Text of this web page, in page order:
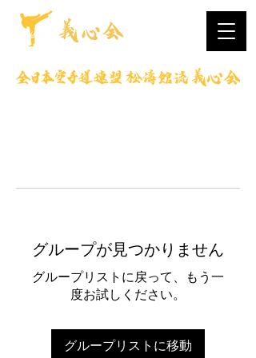
グループが見つかりません
グループリストに戻って、もう一
度お試しください。
グループリストに移動